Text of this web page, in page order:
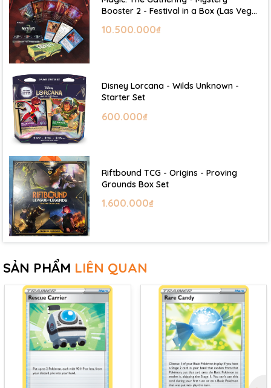
Booster 2 - Festival in a Box (Las Vegas
10.500.000₫
Disney Lorcana - Wilds Unknown -
Starter Set
600.000₫
Riftbound TCG - Origins - Proving
Grounds Box Set
1.600.000₫
SẢN PHẨM LIÊN QUAN